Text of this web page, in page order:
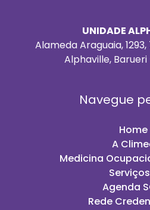
UNIDADE
Alameda Araguaia,
Alphaville, Barueri
Navegue
Home
A
Medicina
Serviços
Agenda
Rede